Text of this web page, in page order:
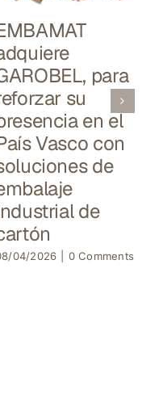
para
su
en el
Vasco con
de
de
04/2026 0 Comments